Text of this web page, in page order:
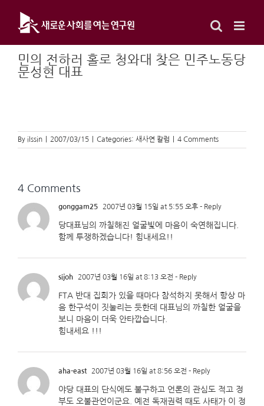
content
민의 전하러 홀로 청와대 찾은 민주노동당
문성현 대표
By ilssin 2007/03/15 Categories: 새사연 칼럼 4 Comments
4 Comments
gonggam25 2007년 03월 15일 at 5:55 오후 - Reply
당대표님의 까칠해진 얼굴빛에 마음이 숙연해집니다.
함께 투쟁하겠습니다! 힘내세요!!
sijoh 2007년 03월 16일 at 8:13 오전 - Reply
FTA 반대 집회가 있을 때마다 참석하지 못해서 항상 마
음 한구석이 짓눌리는 듯한데 대표님의 까칠한 얼굴을
보니 마음이 더욱 안타깝습니다.
힘내세요 !!!
aha-east 2007년 03월 16일 at 8:56 오전 - Reply
야당 대표의 단식에도 불구하고 언론의 관심도 적고 정
부도 오불관언이군요. 예전 독재권력 때도 사태가 이 정